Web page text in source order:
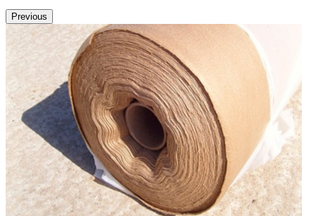
Previous